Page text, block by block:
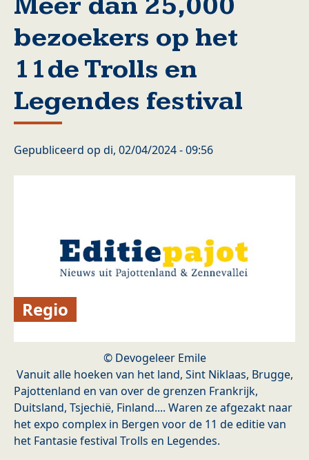
bezoekers op het
11de Trolls en
Legendes festival
Gepubliceerd op di, 02/04/2024 - 09:56
Regio
© Devogeleer Emile
Vanuit alle hoeken van het land, Sint Niklaas, Brugge,
Pajottenland en van over de grenzen Frankrijk,
Duitsland, Tsjechië, Finland.... Waren ze afgezakt naar
het expo complex in Bergen voor de 11 de editie van
het Fantasie festival Trolls en Legendes.